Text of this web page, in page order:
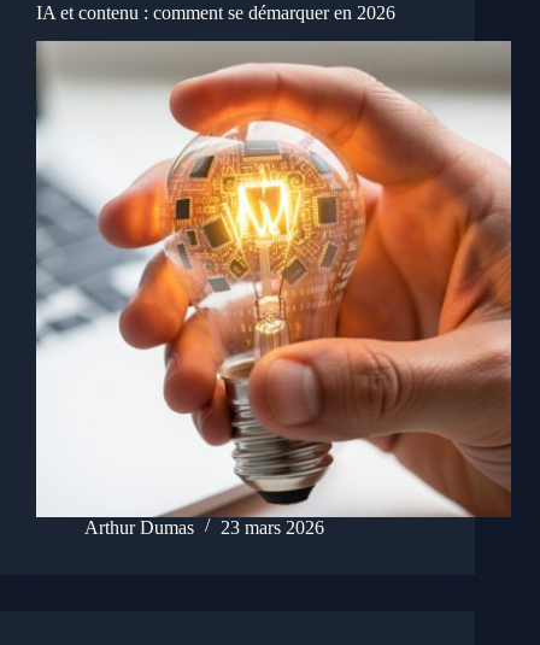
IA et contenu : comment se démarquer en 2026
Arthur Dumas 23 mars 2026